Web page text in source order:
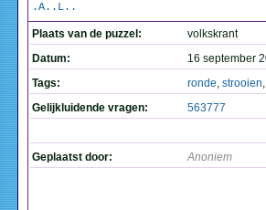
.A..L..
Plaats van de puzzel:
volkskrant
Datum:
16 september
Tags:
ronde, strooien
Gelijkluidende vragen:
563777
Geplaatst door: Anoniem